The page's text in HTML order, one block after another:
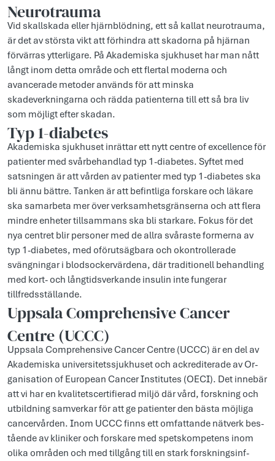
Neurotrauma
Vid skallskada eller hjärnblödning, ett så kallat neurotrauma,
är det av största vikt att förhindra att skadorna på hjärnan
förvärras ytterligare. På Akademiska sjukhuset har man nått
långt inom detta område och ett flertal moderna och
avancerade metoder används för att minska
skadeverkningarna och rädda patienterna till ett så bra liv
som möjligt efter skadan.
Typ 1-diabetes
Akademiska sjukhuset inrättar ett nytt centre of excellence för
patienter med svårbehandlad typ 1-diabetes. Syftet med
satsningen är att vården av patienter med typ 1-diabetes ska
bli ännu bättre. Tanken är att befintliga forskare och läkare
ska samarbeta mer över verksamhetsgränserna och att flera
mindre enheter tillsammans ska bli starkare. Fokus för det
nya centret blir personer med de allra svåraste formerna av
typ 1-diabetes, med oförutsägbara och okontrollerade
svängningar i blodsockervärdena, där traditionell behandling
med kort- och långtidsverkande insulin inte fungerar
tillfredsställande.
Upp­sala Comp­rehen­sive Can­cer
Cent­re (UCCC)
Upp­sala Comp­rehen­sive Can­cer Cent­re (UCCC) är en del av
Akademis­ka univer­sitetss­jukhuset och ack­rediterade av Or­
ganisati­on of Eu­ropean Can­cer Ins­titutes (OECI). Det in­nebär
att vi har en kvalitets­certifie­rad miljö där vård, forsk­n­ing och
ut­bildn­ing sam­verkar för att ge patien­ter den bästa möj­liga
can­cervår­den. Inom UCCC finns ett om­fattan­de nät­verk bes­
tåen­de av kliniker och fors­kare med spets­kompetens inom
olika om­råden och med till­gång till en stark forsk­n­ingsinf­